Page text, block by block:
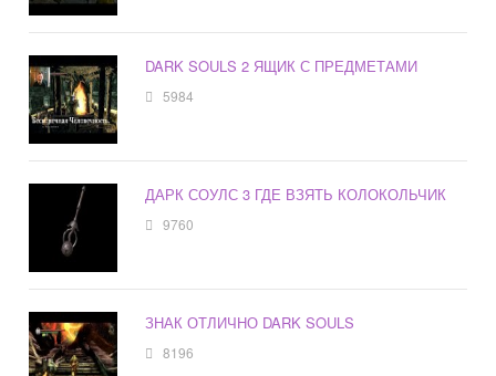
DARK SOULS 2 ЯЩИК С ПРЕДМЕТАМИ
5984
ДАРК СОУЛС 3 ГДЕ ВЗЯТЬ КОЛОКОЛЬЧИК
9760
ЗНАК ОТЛИЧНО DARK SOULS
8196